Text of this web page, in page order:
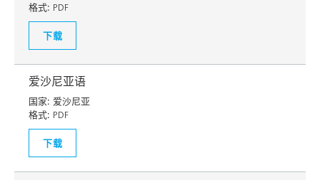
格式: PDF
下载
爱沙尼亚语
国家: 爱沙尼亚
格式: PDF
下载